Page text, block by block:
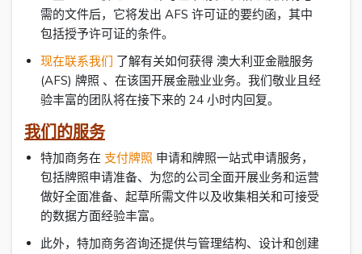
需的文件后，它将发出 AFS 许可证的要约函，其中
包括授予许可证的条件。
现在联系我们 了解有关如何获得 澳大利亚金融服务
(AFS) 牌照 、在该国开展金融业业务。我们敬业且经
验丰富的团队将在接下来的 24 小时内回复。
我们的服务
特加商务在 支付牌照 申请和牌照一站式申请服务，
包括牌照申请准备、为您的公司全面开展业务和运营
做好全面准备、起草所需文件以及收集相关和可接受
的数据方面经验丰富。
此外，特加商务咨询还提供与管理结构、设计和创建